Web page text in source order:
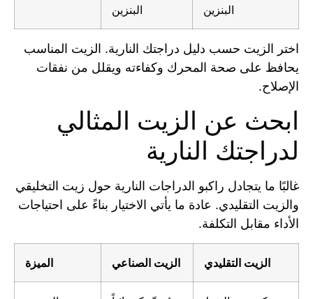
البنزين
البنزين
اختر الزيت حسب دليل دراجتك النارية. الزيت المناسب
يحافظ على صحة المحرك وكفاءته ويقلل من نفقات
الإصلاح.
ابحث عن الزيت المثالي
لدراجتك النارية
غالبًا ما يتجادل راكبو الدراجات النارية حول زيت التخليقي
والزيت التقليدي. عادة ما يأتي الاختيار بناءً على احتياجات
الأداء مقابل التكلفة.
الميزة الزيت الصناعي الزيت التقليدي